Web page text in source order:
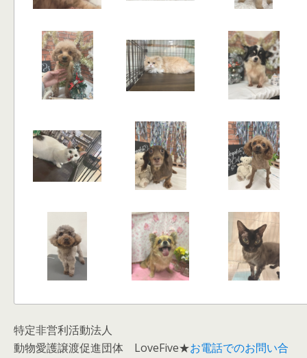
特定非営利活動法人
動物愛護譲渡促進団体 LoveFive★お電話でのお問い合